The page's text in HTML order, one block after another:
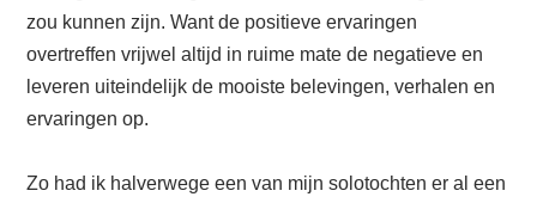
zou kunnen zijn. Want de positieve ervaringen
overtreffen vrijwel altijd in ruime mate de negatieve en
leveren uiteindelijk de mooiste belevingen, verhalen en
ervaringen op.
Zo had ik halverwege een van mijn solotochten er al een